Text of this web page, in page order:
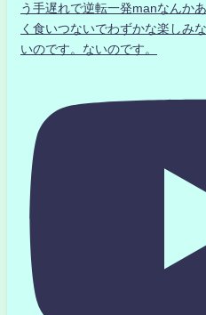
う手遅れで逆転一発manなんか
く食いつないでわずかな楽しみ
いのです。ないのです。